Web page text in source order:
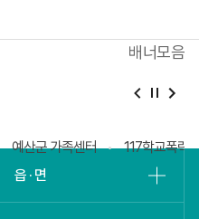
배너모음
예산군 가족센터
117학교폭력
읍 · 면